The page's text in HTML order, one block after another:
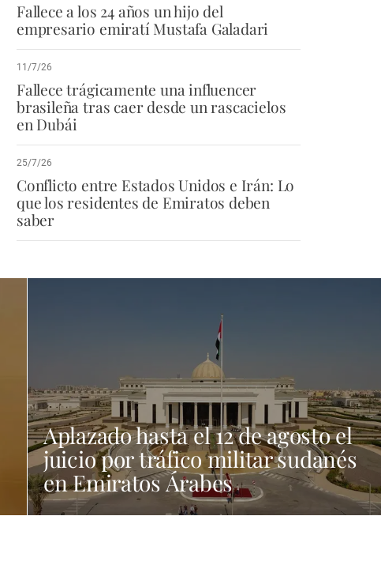
Fallece a los 24 años un hijo del
empresario emiratí Mustafa Galadari
11/7/26
Fallece trágicamente una influencer
brasileña tras caer desde un rascacielos
en Dubái
25/7/26
Conflicto entre Estados Unidos e Irán: Lo
que los residentes de Emiratos deben
saber
Aplazado hasta el 12 de agosto el
juicio por tráfico militar sudanés
en Emiratos Árabes